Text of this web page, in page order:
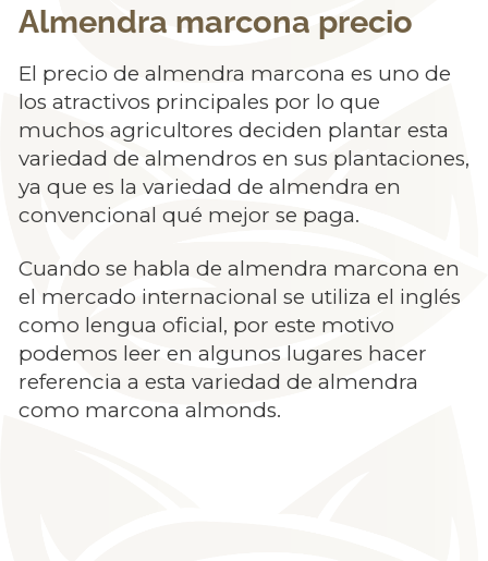
Almendra marcona precio
El precio de almendra marcona es uno de
los atractivos principales por lo que
muchos agricultores deciden plantar esta
variedad de almendros en sus plantaciones,
ya que es la variedad de almendra en
convencional qué mejor se paga.
Cuando se habla de almendra marcona en
el mercado internacional se utiliza el inglés
como lengua oficial, por este motivo
podemos leer en algunos lugares hacer
referencia a esta variedad de almendra
como marcona almonds.